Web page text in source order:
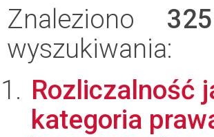
Znaleziono 325
wyszukiwania:
Rozliczalność
kategoria